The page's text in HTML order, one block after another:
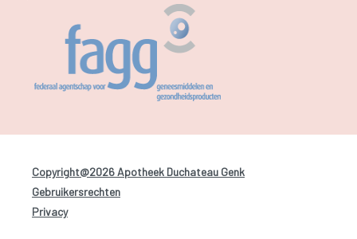
Copyright@2026 Apotheek Duchateau Genk
Gebruikersrechten
Privacy